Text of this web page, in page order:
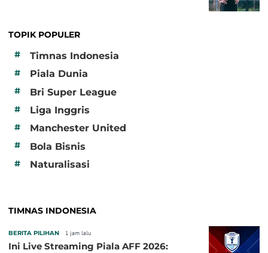
TOPIK POPULER
#
Timnas Indonesia
# Piala Dunia
# Bri Super League
# Liga Inggris
# Manchester United
# Bola Bisnis
# Naturalisasi
TIMNAS INDONESIA
BERITA PILIHAN 1 jam lalu
Ini Live Streaming Piala AFF 2026: